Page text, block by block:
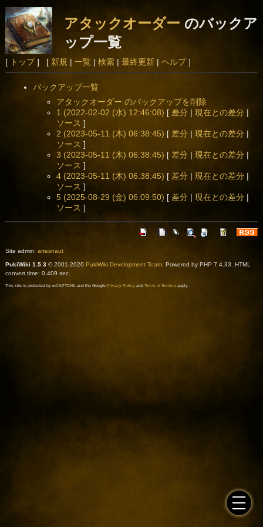
アタックオーダー のバックア
ップ一覧
[ トップ] [ 新規 | 一覧 | 検索| 最終更新| ヘルプ]
バックアップ一覧
アタックオーダー のバックアップを削除
1 (2022-02-02 (水) 12:46:08) [ 差分 |現在との差分 |
ソース ]
2 (2023-05-11 (木) 06:38:45) [ 差分 |現在との差分 |
ソース ]
3 (2023-05-11 (木) 06:38:45) [ 差分 |現在との差分 |
ソース ]
4 (2023-05-11 (木) 06:38:45) [ 差分 |現在との差分 |
ソース ]
5 (2025-08-29 (金) 06:09:50) [ 差分 |現在との差分 |
ソース ]
Site admin: artesnaut
PukiWiki 1.5.3© 2001-2020 PukiWiki Development Team. Powered by PHP 7.4.33. HTML
convert time: 0.409 sec.
This site is protected by reCAPTCHA and the Google Privacy Policyand Terms of Serviceapply.